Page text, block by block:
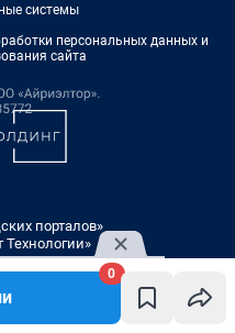
0
системы
персональных данных и
сайта
порталов»